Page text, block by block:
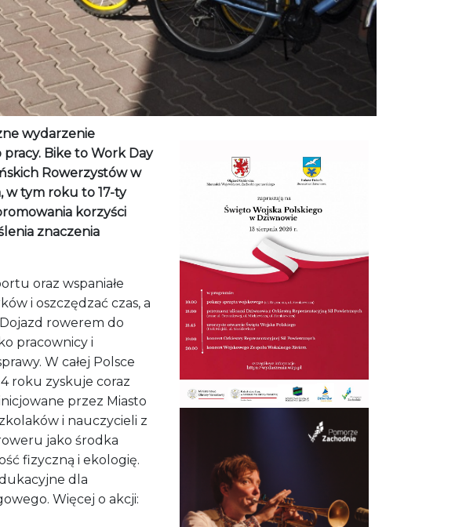
wydarzenie
Bike to Work Day
Rowerzystów w
w tym roku to 17-ty
korzyści
znaczenia
oraz wspaniałe
i oszczędzać czas, a
rowerem do
pracownicy i
W całej Polsce
roku zyskuje coraz
przez Miasto
i nauczycieli z
jako środka
fizyczną i ekologię.
dla
Więcej o akcji: